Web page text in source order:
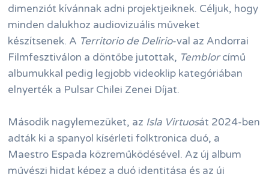
dimenziót kívánnak adni projektjeiknek. Céljuk, hogy
minden dalukhoz audiovizuális műveket
készítsenek. A Territorio de Delirio-val az Andorrai
Filmfesztiválon a döntőbe jutottak, Temblorcímű
albumukkal pedig legjobb videoklip kategóriában
elnyerték a Pulsar Chilei Zenei Díjat.
Második nagylemezüket, az Isla Virtuosát 2024-ben
adták ki a spanyol kísérleti folktronica duó, a
Maestro Espada közreműködésével. Az új album
művészi hidat képez a duó identitása és az új